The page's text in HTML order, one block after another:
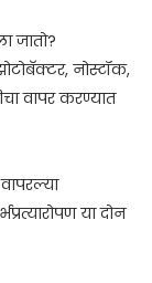
जातो?
नोस्टॉक,
वापर करण्यात
या दोन